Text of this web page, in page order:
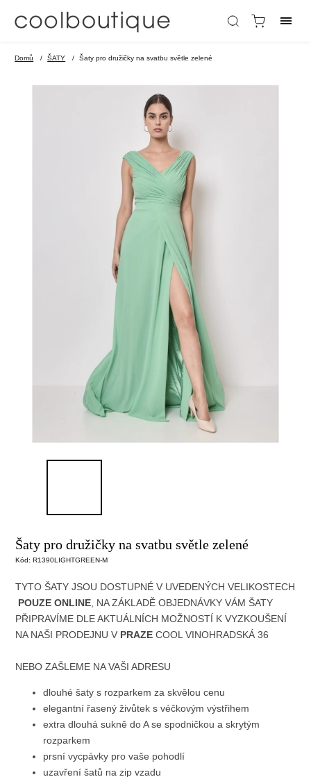
Domů / ŠATY / Šaty pro družičky na svatbu světle zelené
Šaty pro družičky na svatbu světle zelené
Kód: R1390LIGHTGREEN-M
TYTO ŠATY JSOU DOSTUPNÉ V UVEDENÝCHVELIKOSTECH
POUZE ONLINE , NA ZÁKLADĚ OBJEDNÁVKYVÁM ŠATY
PŘIPRAVÍME DLE AKTUÁLNÍCH MOŽNOSTÍ K VYZKOUŠENÍ
NA NAŠI PRODEJNU V PRAZECOOL VINOHRADSKÁ 36
NEBO ZAŠLEME NA VAŠI ADRESU
dlouhé šaty s rozparkem za skvělou cenu
elegantní řasený živůtek s véčkovým výstřihem
extra dlouhá sukně do A se spodničkou a skrytým
rozparkem
prsní vycpávky pro vaše pohodlí
uzavření šatů na zip vzadu